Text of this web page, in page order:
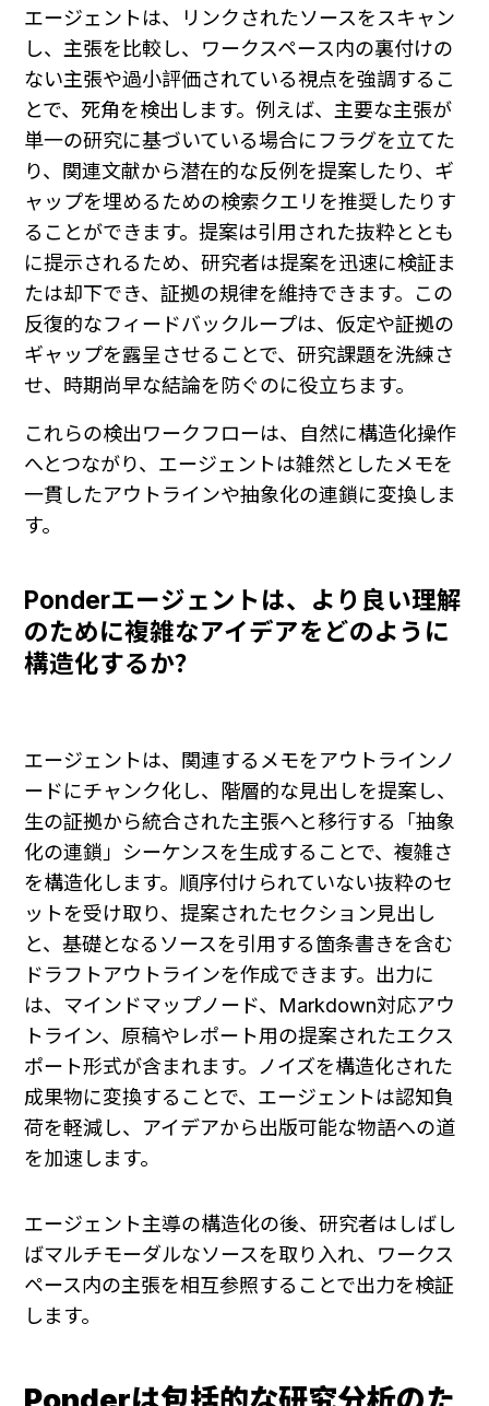
エージェントは、リンクされたソースをスキャン
し、主張を比較し、ワークスペース内の裏付けの
ない主張や過小評価されている視点を強調するこ
とで、死角を検出します。例えば、主要な主張が
単一の研究に基づいている場合にフラグを立てた
り、関連文献から潜在的な反例を提案したり、ギ
ャップを埋めるための検索クエリを推奨したりす
ることができます。提案は引用された抜粋ととも
に提示されるため、研究者は提案を迅速に検証ま
たは却下でき、証拠の規律を維持できます。この
反復的なフィードバックループは、仮定や証拠の
ギャップを露呈させることで、研究課題を洗練さ
せ、時期尚早な結論を防ぐのに役立ちます。
これらの検出ワークフローは、自然に構造化操作
へとつながり、エージェントは雑然としたメモを
一貫したアウトラインや抽象化の連鎖に変換しま
す。
Ponderエージェントは、より良い理解
のために複雑なアイデアをどのように
構造化するか？
エージェントは、関連するメモをアウトラインノ
ードにチャンク化し、階層的な見出しを提案し、
生の証拠から統合された主張へと移行する「抽象
化の連鎖」シーケンスを生成することで、複雑さ
を構造化します。順序付けられていない抜粋のセ
ットを受け取り、提案されたセクション見出し
と、基礎となるソースを引用する箇条書きを含む
ドラフトアウトラインを作成できます。出力に
は、マインドマップノード、Markdown対応アウ
トライン、原稿やレポート用の提案されたエクス
ポート形式が含まれます。ノイズを構造化された
成果物に変換することで、エージェントは認知負
荷を軽減し、アイデアから出版可能な物語への道
を加速します。
エージェント主導の構造化の後、研究者はしばし
ばマルチモーダルなソースを取り入れ、ワークス
ペース内の主張を相互参照することで出力を検証
します。